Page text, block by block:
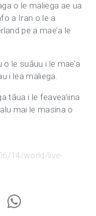
o le maliega ae ua
a Iran o le a
pe a mae’a le
le suāuu i le mae’a
i lea maliega.
tāua i le feavea’iina
mai le masina o
14/world/live-